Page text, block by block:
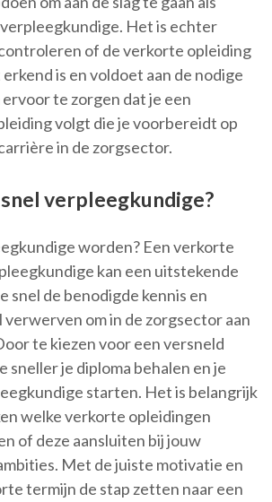
Het is echter
of de verkorte opleiding
is en voldoet aan de nodige
te zorgen dat je een
volgt die je voorbereidt op
in de zorgsector.
verpleegkundige?
worden? Een verkorte
kan een uitstekende
snel de benodigde kennis en
om in de zorgsector aan
te kiezen voor een versneld
sneller je diploma behalen en je
starten. Het is belangrijk
welke verkorte opleidingen
of deze aansluiten bij jouw
Met de juiste motivatie en
termijn de stap zetten naar een